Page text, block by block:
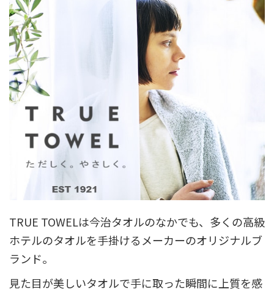
TRUE TOWELは今治タオルのなかでも、多くの高級
ホテルのタオルを手掛けるメーカーのオリジナルブ
ランド。
見た目が美しいタオルで手に取った瞬間に上質を感